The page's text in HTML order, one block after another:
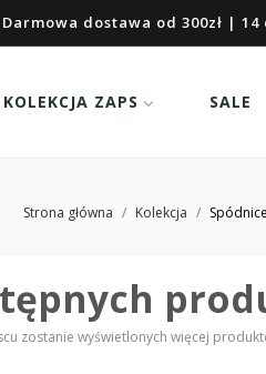
dostawa od 300zł |
KOLEKCJA ZAPS SALE
Strona główna Kolekcja Spódnice
zostanie wyświetlonych więcej